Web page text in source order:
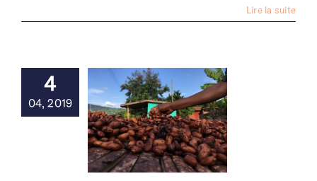
Lire la suite
4
04, 2019